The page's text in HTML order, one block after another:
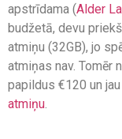
apstrīdama (Alder
budžetā, devu
atmiņu (32GB), jo
atmiņas nav. Tomēr
papildus €120 un
atmiņu.